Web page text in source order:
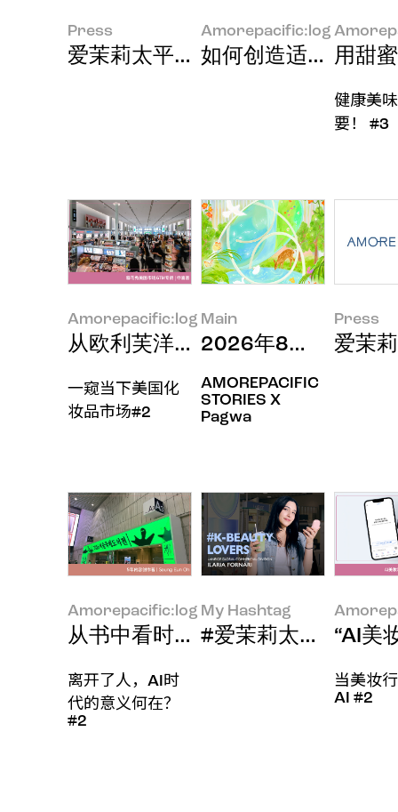
Press
爱茉莉太平洋荣获2026红点奖两
Amorepacific:log
如何创造适合所有人
用甜
健康美
要！ #3
Amorepacific:log
从欧利芙洋进军美国市场看K-
一窥当下美国化
妆品市场#2
Main
2026年8月印象
AMOREPACIFIC
STORIES X
Pagwa
Press
爱茉
Amorepacific:log
从书中看时代风貌
离开了人，AI时
代的意义何在？
#2
My Hashtag
#爱茉莉太平洋“AI美
当美妆
AI #2